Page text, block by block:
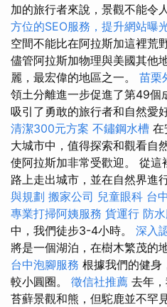
加的旅行者來說，景觀不能令
方位的SEO服務，提升網站曝
空間不能比在阿拉斯加這裡荒
儘管阿拉斯加物理與美國其他
麗，最宏偉的地區之一。 苗栗
領土分離進一步促進了第49個
吸引了勇敢的旅行者和自然愛
清潔300元方案 不鏽鋼水槽 在
大城市中，值得探索和觀看自
使阿拉斯加非常受歡迎。 從
路上走出城市，並在自然界進
與規劃 搬家公司 兒童眼科 台
專業打掃阿姨服務 貨運行 防
中，我們徒步3-4小時。 深入
將是一個湖泊，在樹木繁茂的
台中泡腳服務 根據我們的健身
較小圓圈。 徵信社推薦 去年
苔蘚景觀和熊，但駝鹿並不罕